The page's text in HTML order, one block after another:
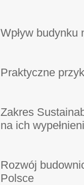
Wpływ budynku
Praktyczne
Zakres
na ich
Rozwój
Polsce